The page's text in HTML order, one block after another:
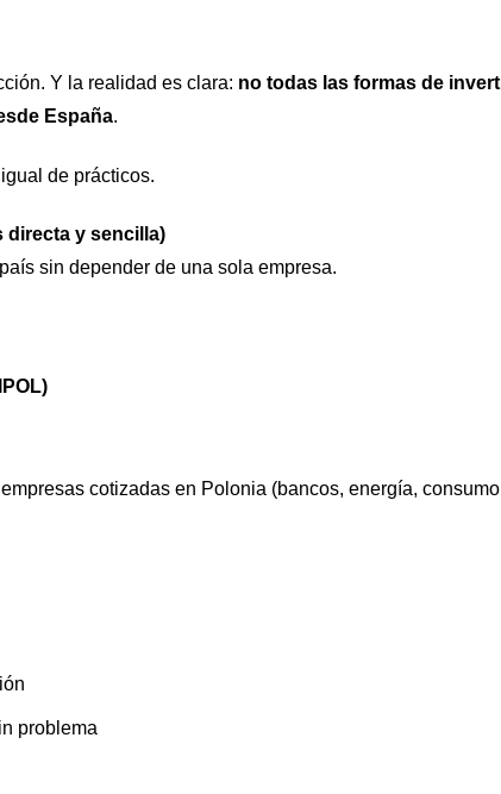
Y la realidad es clara: no todas las formas de
España.
de prácticos.
directa y sencilla)
sin depender de una sola empresa.
cotizadas en Polonia (bancos, energía,
problema